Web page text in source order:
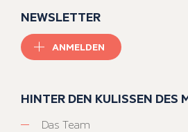
NEWSLETTER
ANMELDEN
HINTER DEN KULISSEN DES
Das Team